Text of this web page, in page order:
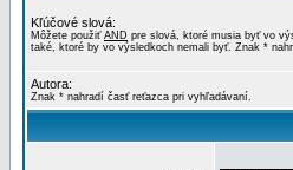
Kľúčové slová:
Môžete použiť AND pre slová, ktoré musia byť vo
také, ktoré by vo výsledkoch nemali byť. Znak *
Autora:
Znak * nahradí časť reťazca pri vyhľadávaní.